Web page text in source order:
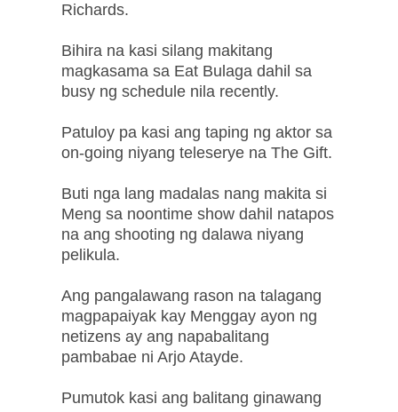
Richards.
Bihira na kasi silang makitang
magkasama sa Eat Bulaga dahil sa
busy ng schedule nila recently.
Patuloy pa kasi ang taping ng aktor sa
on-going niyang teleserye na The Gift.
Buti nga lang madalas nang makita si
Meng sa noontime show dahil natapos
na ang shooting ng dalawa niyang
pelikula.
Ang pangalawang rason na talagang
magpapaiyak kay Menggay ayon ng
netizens ay ang napabalitang
pambabae ni Arjo Atayde.
Pumutok kasi ang balitang ginawang